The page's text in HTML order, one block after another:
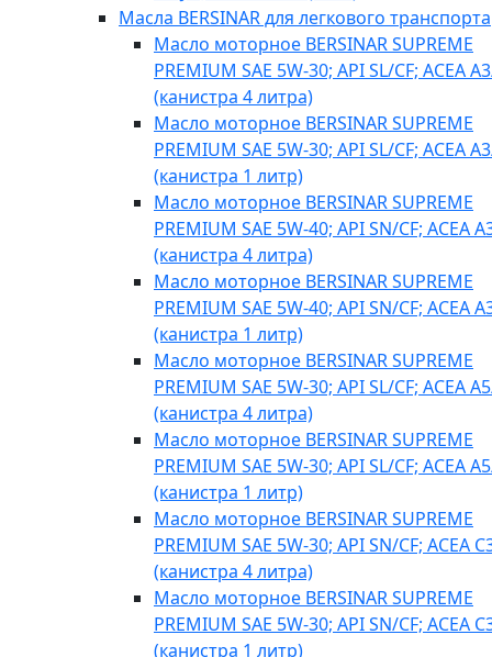
Масла BERSINAR для легкового транспорта
Масло моторное BERSINAR SUPREME
PREMIUM SAE 5W-30; API SL/CF; ACEA
(канистра 4 литра)
Масло моторное BERSINAR SUPREME
PREMIUM SAE 5W-30; API SL/CF; ACEA
(канистра 1 литр)
Масло моторное BERSINAR SUPREME
PREMIUM SAE 5W-40; API SN/CF; ACEA
(канистра 4 литра)
Масло моторное BERSINAR SUPREME
PREMIUM SAE 5W-40; API SN/CF; ACEA
(канистра 1 литр)
Масло моторное BERSINAR SUPREME
PREMIUM SAE 5W-30; API SL/CF; ACEA
(канистра 4 литра)
Масло моторное BERSINAR SUPREME
PREMIUM SAE 5W-30; API SL/CF; ACEA
(канистра 1 литр)
Масло моторное BERSINAR SUPREME
PREMIUM SAE 5W-30; API SN/CF; ACEA
(канистра 4 литра)
Масло моторное BERSINAR SUPREME
PREMIUM SAE 5W-30; API SN/CF; ACEA
(канистра 1 литр)